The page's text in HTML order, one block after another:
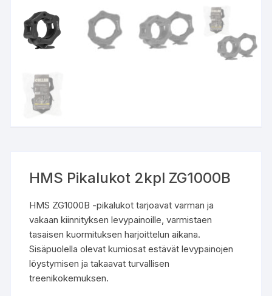
HMS Pikalukot 2kpl ZG1000B
HMS ZG1000B -pikalukot tarjoavat varman ja
vakaan kiinnityksen levypainoille, varmistaen
tasaisen kuormituksen harjoittelun aikana.
Sisäpuolella olevat kumiosat estävät levypainojen
löystymisen ja takaavat turvallisen
treenikokemuksen.